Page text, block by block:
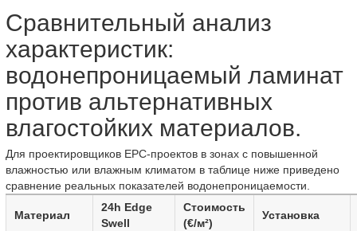
Сравнительный анализ
характеристик:
водонепроницаемый ламинат
против альтернативных
влагостойких материалов.
Для проектировщиков EPC-проектов в зонах с повышенной
влажностью или влажным климатом в таблице ниже приведено
сравнение реальных показателей водонепроницаемости.
Материал
24h Edge
Swell
Стоимость
(€/м²)
Установка